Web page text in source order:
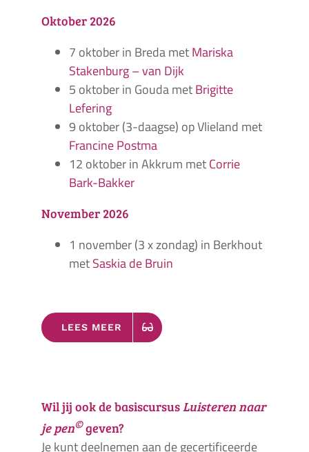
Oktober 2026
7 oktober in Breda metMariska
Stakenburg – van Dijk
5 oktober in Gouda metBrigitte
Lefering
9 oktober (3-daagse) op Vlieland met
Francine Postma
12 oktober in Akkrum metCorrie
Bark-Bakker
November 2026
1 november (3 x zondag) in Berkhout
metSaskia de Bruin
LEES MEER
Wil jij ook de basiscursus Luisteren naar
je pen© geven?
Je kunt deelnemen aan de gecertificeerde